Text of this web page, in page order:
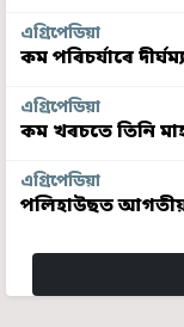
এগ্ৰিপেডিয়া
কম পৰিচৰ্যাৰে
এগ্ৰিপেডিয়া
কম খৰচতে তিনি
এগ্ৰিপেডিয়া
পলিহাউছত